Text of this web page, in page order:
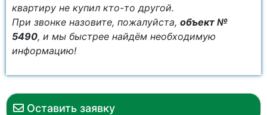
Оставить заявку
квартиру не купил кто-то другой.
При звонке назовите, пожалуйста, объект №
5490, и мы быстрее найдём необходимую
информацию!